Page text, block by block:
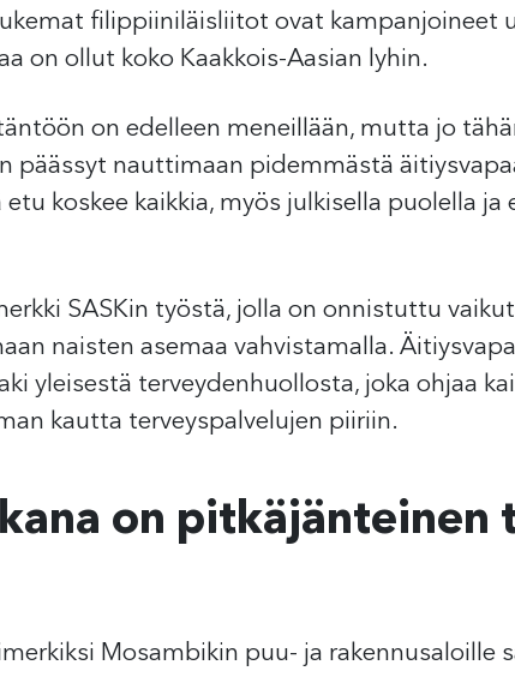
filippiiniläisliitot ovat kampanjoineet
on ollut koko Kaakkois-Aasian lyhin.
on edelleen meneillään, mutta jo
päässyt nauttimaan pidemmästä
koskee kaikkia, myös julkisella puolella ja
SASKin työstä, jolla on onnistuttu
naisten asemaa vahvistamalla.
yleisestä terveydenhuollosta, joka ohjaa
kautta terveyspalvelujen piiriin.
on pitkäjänteinen
Mosambikin puu- ja rakennusaloille